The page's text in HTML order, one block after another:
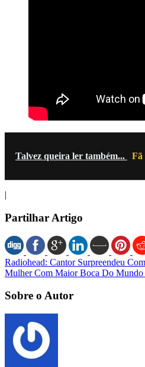
Talvez queira ler também... Fã
|
Partilhar Artigo
Radiohead: Cantor Surpreendeu
Mulher Com Maior Boca Do Mundo
Sobre o Autor